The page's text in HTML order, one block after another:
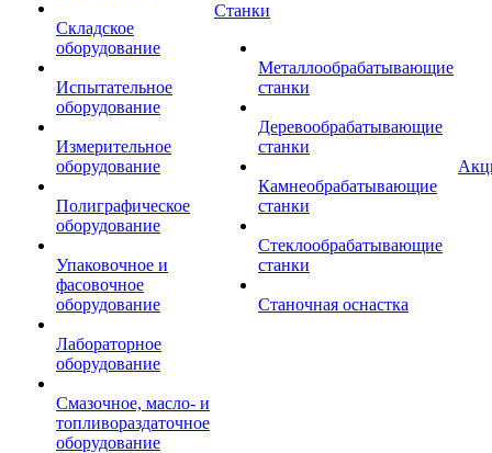
Складское
оборудование
Испытательное
оборудование
Измерительное
оборудование
Полиграфическое
оборудование
Упаковочное и
фасовочное
оборудование
Лабораторное
оборудование
Смазочное, масло- и
топливораздаточное
оборудование
Станки
Металлообрабатывающие
станки
Деревообрабатывающие
станки
Камнеобрабатывающие
станки
Стеклообрабатывающие
станки
Станочная оснастка